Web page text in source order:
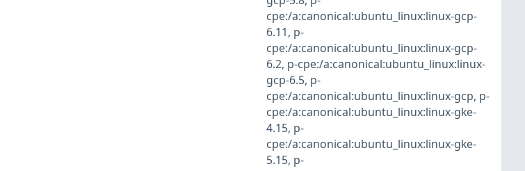
cpe:/a:canonical:ubuntu_linux:linux-gcp-
6.11, p-
cpe:/a:canonical:ubuntu_linux:linux-gcp-
6.2, p-cpe:/a:canonical:ubuntu_linux:linux-
gcp-6.5, p-
cpe:/a:canonical:ubuntu_linux:linux-gcp, p-
cpe:/a:canonical:ubuntu_linux:linux-gke-
4.15, p-
cpe:/a:canonical:ubuntu_linux:linux-gke-
5.15, p-